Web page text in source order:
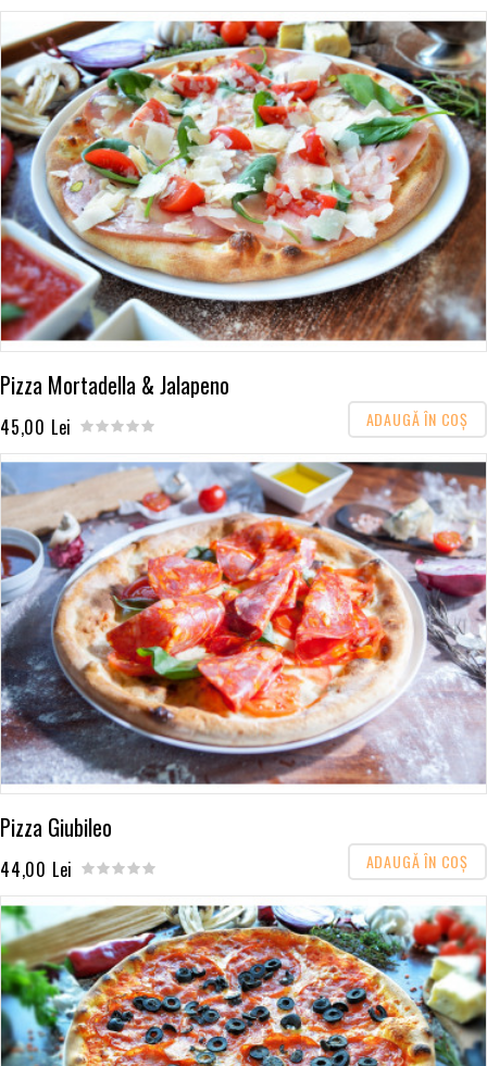
Pizza Mortadella & Jalapeno
45,00 Lei ADAUGĂ ÎN COŞ
Pizza Giubileo
44,00 Lei ADAUGĂ ÎN COŞ